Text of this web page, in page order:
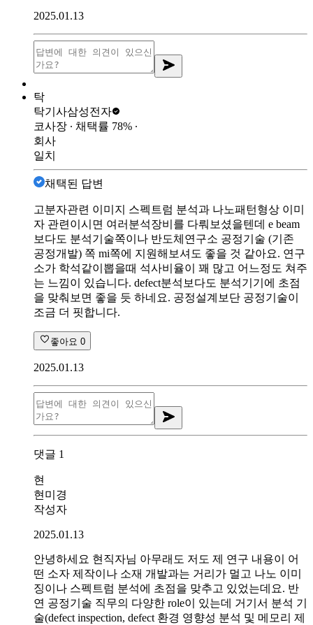
2025.01.13
탁
탁기사삼성전자
코사장 ∙ 채택률 78% ∙
회사
일치
채택된 답변
고분자관련 이미지 스펙트럼 분석과 나노패턴형상 이미
자 관련이시면 여러분석장비를 다뤄보셨을텐데 e beam
보다도 분석기술쪽이나 반도체연구소 공정기술 (기존
공정개발) 쪽 mi쪽에 지원해보셔도 좋을 것 같아요. 연구
소가 학석같이뽑을때 석사비율이 꽤 많고 어느정도 쳐주
는 느낌이 있습니다. defect분석보다도 분석기기에 초점
을 맞춰보면 좋을 듯 하네요. 공정설계보단 공정기술이
조금 더 핏합니다.
좋아요 0
2025.01.13
댓글 1
현
현미경
작성자
2025.01.13
안녕하세요 현직자님 아무래도 저도 제 연구 내용이 어
떤 소자 제작이나 소재 개발과는 거리가 멀고 나노 이미
징이나 스펙트럼 분석에 초점을 맞추고 있었는데요. 반
연 공정기술 직무의 다양한 role이 있는데 거기서 분석 기
술(defect inspection, defect 환경 영향성 분석 및 메모리 제